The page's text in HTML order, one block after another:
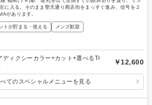
に入る。そのまま聖天通り商店街をまっすぐ進み、信号を２
があります。
トが貯まる・使える メンズ歓迎
ディクシーカラー+カット+選べるTr
￥12,600
てのスペシャルメニューを見る